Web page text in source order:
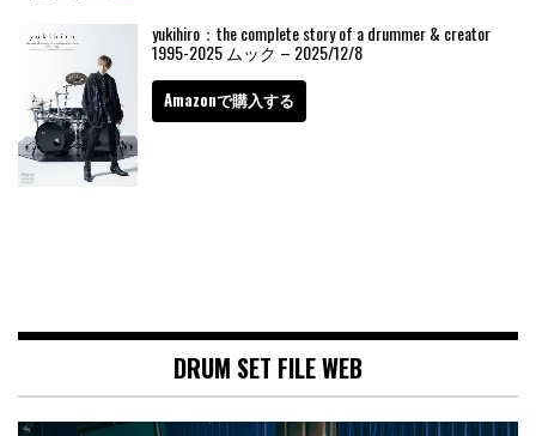
yukihiro：the complete story of a drummer & creator
1995-2025 ムック – 2025/12/8
Amazonで購入する
DRUM SET FILE WEB